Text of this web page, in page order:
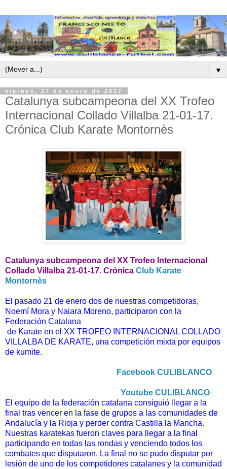
▼
viernes, 27 de enero de 2017
Catalunya subcampeona del XX Trofeo
Internacional Collado Villalba 21-01-17.
Crónica Club Karate Montornès
Catalunya subcampeona del XX Trofeo Internacional
Collado Villalba 21-01-17. Crónica Club Karate
Montornès
El pasado 21 de enero dos de nuestras competidoras,
Noemí Mora y Naiara Moreno, participaron con la
Federación Catalana
de Karate en el XX TROFEO INTERNACIONAL COLLADO
VILLALBA DE KARATE, una competición mixta por equipos
de kumite.
Facebook CULIBLANCO
Youtube CULIBLANCO
El equipo de la federación catalana consiguió llegar a la
final tras vencer en la fase de grupos a las comunidades de
Andalucía y la Rioja y perder contra Castilla la Mancha.
Nuestras karatekas fueron claves para llegar a la final
participando en todas las rondas y venciendo todos los
combates que disputaron. La final no se pudo disputar por
lesión de uno de los competidores catalanes y la comunidad